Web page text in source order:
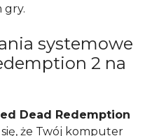
gry.
systemowe
2 na
Dead Redemption
że Twój komputer